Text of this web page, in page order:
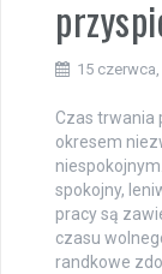
15
Czas trwania
okresem
spokojny,
pracy są
czasu
randkowe